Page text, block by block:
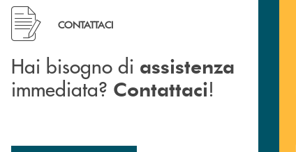
Hai bisogno di assistenza immediata? Contattaci !
CONTATTACI
Hai bisogno di assistenza
immediata? Contattaci!